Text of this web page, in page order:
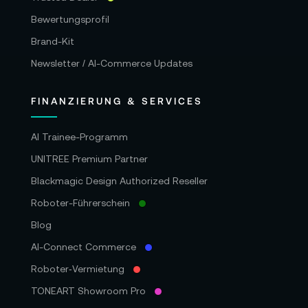
die Matrice 4T Situationen aus der Luft lesbar
macht.
💼 Budget als Spielraum – Projekte
planen mit 0% Leasing
Der Projektstart für eine Inspektion, eine
Vermessungskampagne oder eine
Bewertungsprofil
Brand-Kit
Newsletter / AI-Commerce Updates
FINANZIERUNG & SERVICES
AI Trainee-Programm
UNITREE Premium Partner
Blackmagic Design Authorized Reseller
Roboter-Führerschein
Blog
AI-Connect Commerce
Roboter‑Vermietung
TONEART Showroom Pro